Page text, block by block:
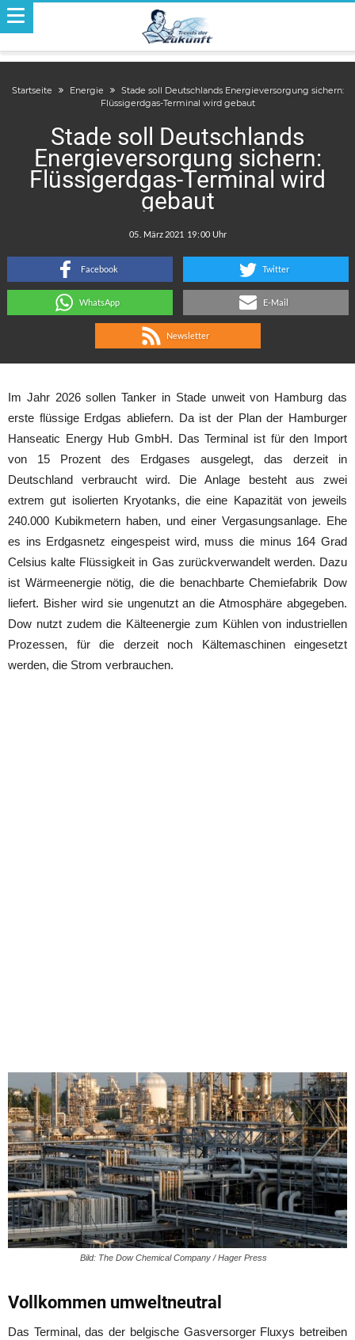
Startseite Energie
Stade soll Deutschlands Energieversorgung sichern:
Flüssigerdgas-Terminal wird gebaut
Stade soll Deutschlands
Energieversorgung sichern:
Flüssigerdgas-Terminal wird
gebaut
:
Facebook Twitter
WhatsApp E-Mail
Newsletter
Im Jahr 2026 sollen Tanker in Stade unweit von Hamburg das
erste flüssige Erdgas abliefern. Da ist der Plan der Hamburger
Hanseatic Energy Hub GmbH. Das Terminal ist für den Import
von 15 Prozent des Erdgases ausgelegt, das derzeit in
Deutschland verbraucht wird. Die Anlage besteht aus zwei
extrem gut isolierten Kryotanks, die eine Kapazität von jeweils
240.000 Kubikmetern haben, und einer Vergasungsanlage. Ehe
es ins Erdgasnetz eingespeist wird, muss die minus 164 Grad
Celsius kalte Flüssigkeit in Gas zurückverwandelt werden. Dazu
ist Wärmeenergie nötig, die die benachbarte Chemiefabrik Dow
liefert. Bisher wird sie ungenutzt an die Atmosphäre abgegeben.
Dow nutzt zudem die Kälteenergie zum Kühlen von industriellen
Prozessen, für die derzeit noch Kältemaschinen eingesetzt
werden, die Strom verbrauchen.
Bild: The Dow Chemical Company / Hager Press
Vollkommen umweltneutral
Das Terminal, das der belgische Gasversorger Fluxys betreiben